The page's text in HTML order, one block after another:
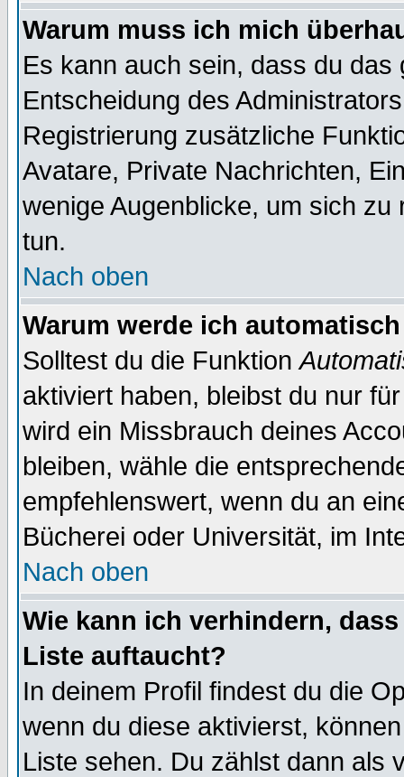
Warum muss ich mich
Es kann auch sein, dass du
Entscheidung des
Registrierung zusätzliche
Avatare, Private Nachrichten,
wenige Augenblicke, um sich
tun.
Nach oben
Warum werde ich
Solltest du die Funktion
aktiviert haben, bleibst du nur
wird ein Missbrauch deines
bleiben, wähle die
empfehlenswert, wenn du an
Bücherei oder Universität, im
Nach oben
Wie kann ich verhindern,
Liste auftaucht?
In deinem Profil findest du die
wenn du diese aktivierst,
Liste sehen. Du zählst dann als